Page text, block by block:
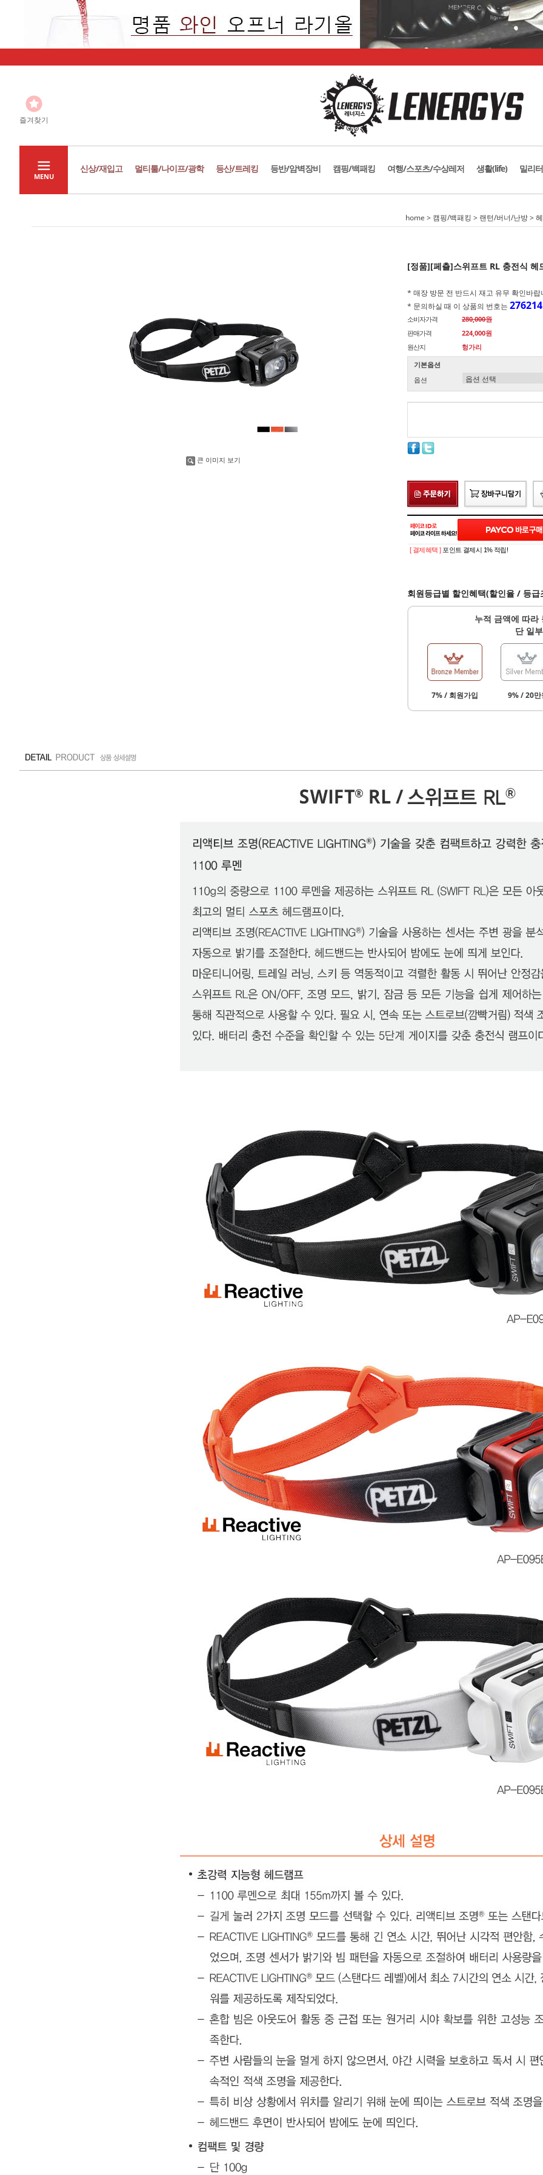
즐겨찾기
MENU
신상/재입고 멀티툴/나이프/광학 등산/트레킹 등반/암벽장비 캠핑/백패킹 여행/스포츠/수상레저 생활(life) 밀리
home > 캠핑/백패킹 > 랜턴/버너/난방>
큰 이미지 보기
[정품][페츨]스위프트 RL 충전식
* 매장 방문 전 반드시 재고 유무 확인바
* 문의하실 때 이 상품의 번호는
소비자가격
280,000원
판매가격
224,000원
원산지
헝가리
기본옵션
옵션
[ 결제혜택 ] 포인트 결제시 1% 적립!
회원등급별 할인혜택(할인율 / 등급
누적 금액에 따라
단 일
7% / 회원가입 9% / 20만